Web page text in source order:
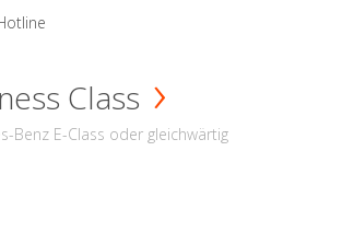
Class
Benz E-Class oder gleichwärtig